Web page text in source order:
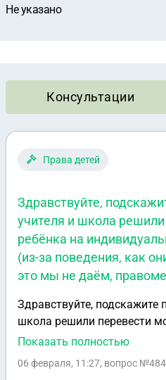
Не указано
Консультации
Права детей
Здравствуйте,
учителя и школа
ребёнка на
(из-за поведения, как
это мы не даём,
Здравствуйте, подскажите
школа решили перевести
индивидуальную форму
правомерно ли это
Показать полностью
06 февраля, 11:27, вопрос